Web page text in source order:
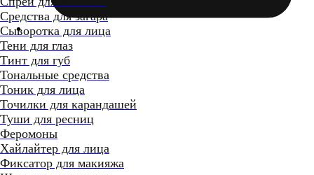
Средства для загара
Сыворотка для лица
Тени для глаз
Тинт для губ
Тональные средства
Тоник для лица
Точилки для карандашей
Туши для ресниц
Феромоны
Хайлайтер для лица
Фиксатор для макияжа